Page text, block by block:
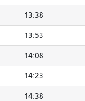
13:38
13:53
14:08
14:23
14:38